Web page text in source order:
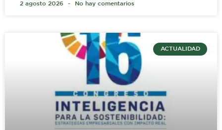
2 agosto 2026 No hay comentarios
ACTUALIDAD